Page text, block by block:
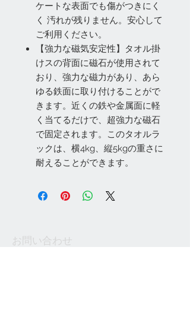
ケートな表面でも傷がつきにく
く 汚れが残りません。安心して
ご利用ください。
【強力な磁気安定性】タオル掛
けスの背面に磁石が使用されて
おり、強力な磁力があり、あら
ゆる鉄面に取り付けることがで
きます。近くの鉄や金属面に軽
く当てるだけで、超強力な磁石
で固定されます。このタオルラ
ックは、横4kg、縦5kgの重さに
耐えることができます。
お問い合わせ